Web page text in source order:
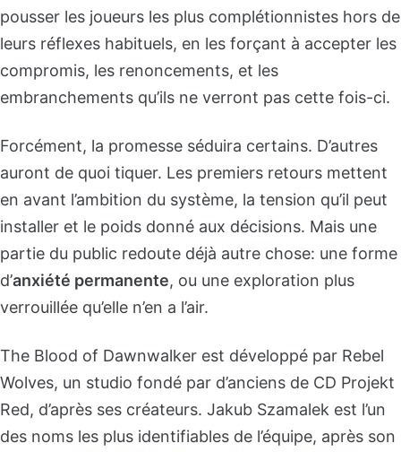
pousser les joueurs les plus complétionnistes hors de
leurs réflexes habituels, en les forçant à accepter les
compromis, les renoncements, et les
embranchements qu’ils ne verront pas cette fois-ci.
Forcément, la promesse séduira certains. D’autres
auront de quoi tiquer. Les premiers retours mettent
en avant l’ambition du système, la tension qu’il peut
installer et le poids donné aux décisions. Mais une
partie du public redoute déjà autre chose: une forme
d’anxiété permanente, ou une exploration plus
verrouillée qu’elle n’en a l’air.
The Blood of Dawnwalker est développé par Rebel
Wolves, un studio fondé par d’anciens de CD Projekt
Red, d’après ses créateurs. Jakub Szamalek est l’un
des noms les plus identifiables de l’équipe, après son